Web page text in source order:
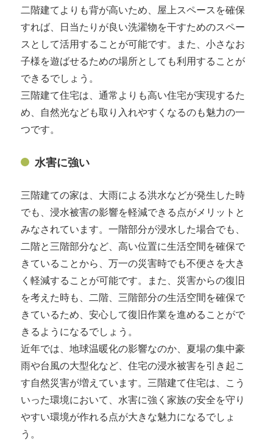
二階建てよりも背が高いため、屋上スペースを確保
すれば、日当たりが良い洗濯物を干すためのスペー
スとして活用することが可能です。また、小さなお
子様を遊ばせるための場所としても利用することが
できるでしょう。
三階建て住宅は、通常よりも高い住宅が実現するた
め、自然光なども取り入れやすくなるのも魅力の一
つです。
水害に強い
三階建ての家は、大雨による洪水などが発生した時
でも、浸水被害の影響を軽減できる点がメリットと
みなされています。一階部分が浸水した場合でも、
二階と三階部分など、高い位置に生活空間を確保で
きていることから、万一の災害時でも不便さを大き
く軽減することが可能です。また、災害からの復旧
を考えた時も、二階、三階部分の生活空間を確保で
きているため、安心して復旧作業を進めることがで
きるようになるでしょう。
近年では、地球温暖化の影響なのか、夏場の集中豪
雨や台風の大型化など、住宅の浸水被害を引き起こ
す自然災害が増えています。三階建て住宅は、こう
いった環境において、水害に強く家族の安全を守り
やすい環境が作れる点が大きな魅力になるでしょ
う。